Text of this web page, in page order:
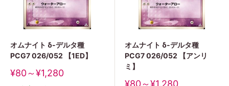
オムナイト δ-デルタ種
PCG7 026/052 【1ED】
販
¥80～¥1,280
オムナイト δ-デルタ種
PCG7 026/052 【アンリ
ミ】
販
¥80～¥1,280